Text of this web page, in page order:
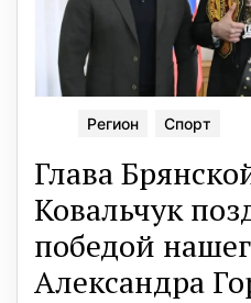
Регион Спорт
Глава
Ковальчук
победой
Александра